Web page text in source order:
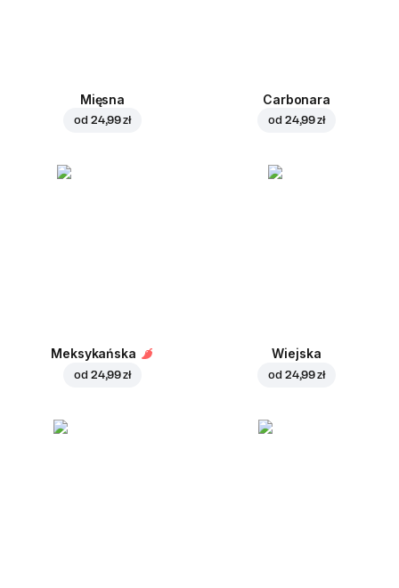
Mięsna
od 24,99 zł
Carbonara
od 24,99 zł
Meksykańska
od 24,99 zł
Wiejska
od 24,99 zł